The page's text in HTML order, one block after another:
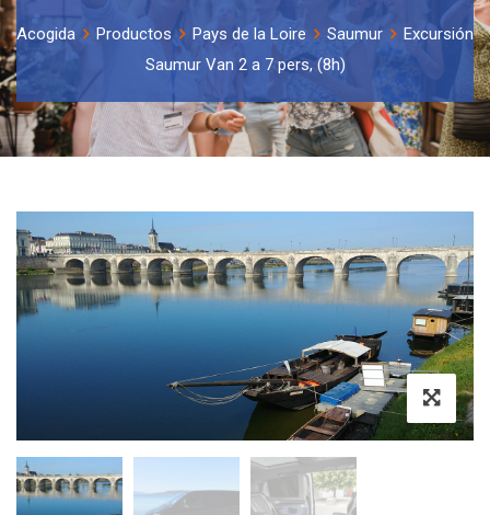
Acogida Productos Pays de la Loire Saumur
Excursión
Saumur Van 2 a 7 pers, (8h)